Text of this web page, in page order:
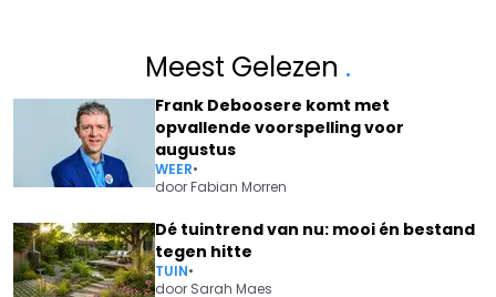
Meest Gelezen .
Frank Deboosere komt met
opvallende voorspelling voor
augustus
WEER•
doorFabian Morren
Dé tuintrend van nu: mooi én bestand
tegen hitte
TUIN•
door Sarah Maes